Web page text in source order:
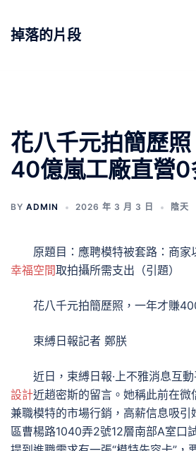
掉落的片段
花八千元拍簡歷
40億嵐工廠直營0
BY ADMIN 2026 年 3 月 3 日 陰天
原題目：應聘模特被套路：商
幸福空間取拍攝所需支出（引題）
花八千元拍簡歷照，一年才賺
束縛日報記者 鄭朕
近日，束縛日報·上不雅消息互
設計近趙密斯的留言。她稱此前在微
兼職模特的市場行銷，高薪信息吸引
區曹楊路1040弄2號12層南部A室口